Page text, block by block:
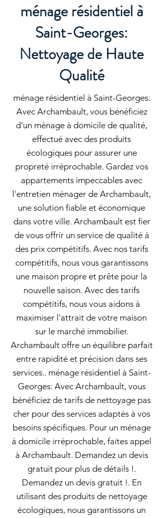
ménage résidentiel à
Saint-Georges:
Nettoyage de Haute
Qualité
ménage résidentiel à Saint-Georges:
Avec Archambault, vous bénéficiez
d'un ménage à domicile de qualité,
effectué avec des produits
écologiques pour assurer une
propreté irréprochable. Gardez vos
appartements impeccables avec
l'entretien ménager de Archambault,
une solution fiable et économique
dans votre ville. Archambault est fier
de vous offrir un service de qualité à
des prix compétitifs. Avec nos tarifs
compétitifs, nous vous garantissons
une maison propre et prête pour la
nouvelle saison. Avec des tarifs
compétitifs, nous vous aidons à
maximiser l'attrait de votre maison
sur le marché immobilier.
Archambault offre un équilibre parfait
entre rapidité et précision dans ses
services.. ménage résidentiel à Saint-
Georges: Avec Archambault, vous
bénéficiez de tarifs de nettoyage pas
cher pour des services adaptés à vos
besoins spécifiques. Pour un ménage
à domicile irréprochable, faites appel
à Archambault. Demandez un devis
gratuit pour plus de détails !.
Demandez un devis gratuit !. En
utilisant des produits de nettoyage
écologiques, nous garantissons un